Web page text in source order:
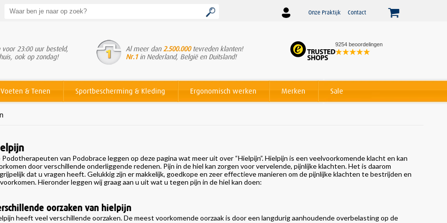
Onze Praktijk Contact
9254 beoordelingen
voor 23:00 uur besteld,
ook op zondag!
Al meer dan 2.500.000tevreden klanten!
Nr.1in Nederland, België en Duitsland!
WinnaarBeslist Webshop
Award voor beste service!
Voeten & Tenen Sportbescherming & Kleding Ergonomisch werken Merken Sale
Podotherapeuten van Podobrace leggen op deze pagina wat meer uit over “Hielpijn”. Hielpijn is een veelvoorkomende klacht en kan
door verschillende onderliggende redenen. Pijn in de hiel kan zorgen voor vervelende, pijnlijke klachten. Het is daarom
dat u vragen heeft. Gelukkig zijn er makkelijk, goedkope en zeer effectieve manieren om de pijnlijke klachten te bestrijden en
Hieronder leggen wij graag aan u uit wat u tegen pijn in de hiel kan doen:
oorzaken van hielpijn
heeft veel verschillende oorzaken. De meest voorkomende oorzaak is door een langdurig aanhoudende overbelasting op de